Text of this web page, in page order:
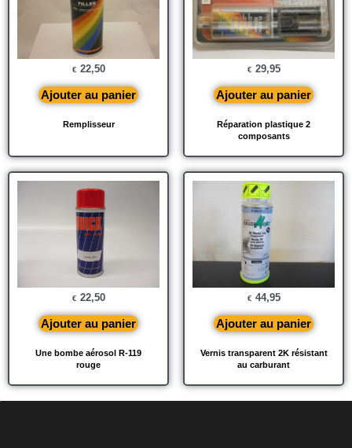
Remplisseur
€ 22,50
Ajouter au panier
Réparation plastique 2
composants
€ 29,95
Ajouter au panier
Une bombe aérosol R-119
rouge
€ 22,50
Ajouter au panier
Vernis transparent 2K résistant
au carburant
€ 44,95
Ajouter au panier